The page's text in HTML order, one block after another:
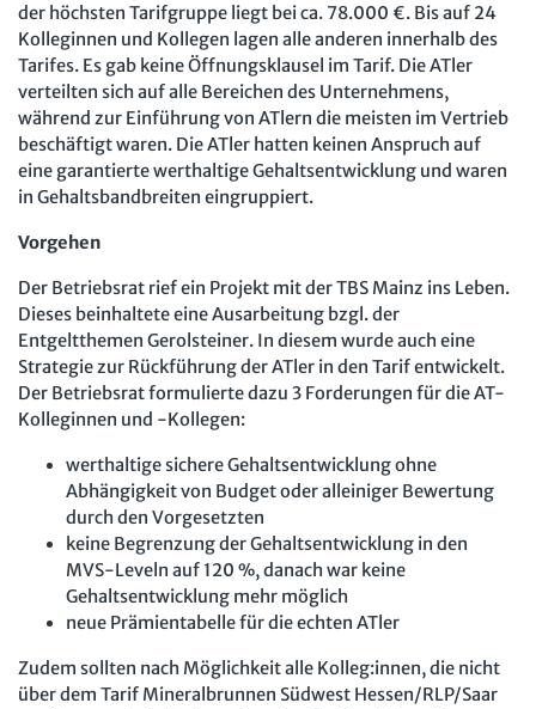
der höchsten Tarifgruppe liegt bei ca. 78.000 €. Bis auf 24
Kolleginnen und Kollegen lagen alle anderen innerhalb des
Tarifes. Es gab keine Öffnungsklausel im Tarif. Die ATler
verteilten sich auf alle Bereichen des Unternehmens,
während zur Einführung von ATlern die meisten im Vertrieb
beschäftigt waren. Die ATler hatten keinen Anspruch auf
eine garantierte werthaltige Gehaltsentwicklung und waren
in Gehaltsbandbreiten eingruppiert.
Vorgehen
Der Betriebsrat rief ein Projekt mit der TBS Mainz ins Leben.
Dieses beinhaltete eine Ausarbeitung bzgl. der
Entgeltthemen Gerolsteiner. In diesem wurde auch eine
Strategie zur Rückführung der ATler in den Tarif entwickelt.
Der Betriebsrat formulierte dazu 3 Forderungen für die AT-
Kolleginnen und -Kollegen:
werthaltige sichere Gehaltsentwicklung ohne
Abhängigkeit von Budget oder alleiniger Bewertung
durch den Vorgesetzten
keine Begrenzung der Gehaltsentwicklung in den
MVS-Leveln auf 120 %, danach war keine
Gehaltsentwicklung mehr möglich
neue Prämientabelle für die echten ATler
Zudem sollten nach Möglichkeit alle Kolleg:innen, die nicht
über dem Tarif Mineralbrunnen Südwest Hessen/RLP/Saar